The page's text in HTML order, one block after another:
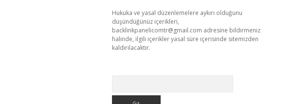
Hukuka ve yasal düzenlemelere aykırı olduğunu
düşündüğünüz içerikleri,
backlinkpanelicomtr@gmail.com adresine bildirmeniz
halinde, ilgili içerikler yasal süre içerisinde sitemizden
kaldırılacaktır.